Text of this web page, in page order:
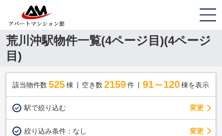
荒川沖駅物件一覧(4ページ目)(4ページ
目)
該当物件数 525棟 空き数 2159 件 91～120 棟を表示
駅で絞り込む 変更
絞り込み条件： なし 変更